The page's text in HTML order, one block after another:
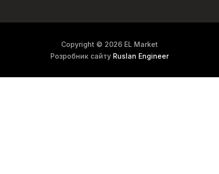
Copyright © 2026 EL Market
Розробник сайту Ruslan Engineer